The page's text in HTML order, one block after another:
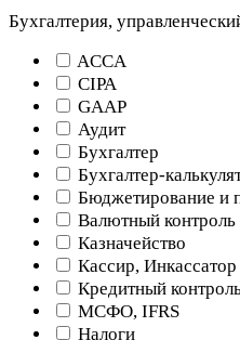
Бухгалтерия,
ACCA
CIPA
GAAP
Аудит
Бухгалтер
Бухгалтер-
Бюджетирование и
Валютный контроль
Казначейство
Кассир, Инкассатор
Кредитный
МСФО, IFRS
Налоги